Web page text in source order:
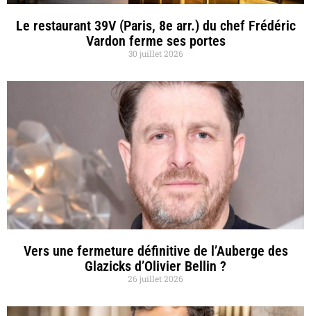
Le restaurant 39V (Paris, 8e arr.) du chef Frédéric
Vardon ferme ses portes
30 juillet 2026
Vers une fermeture définitive de l’Auberge des
Glazicks d’Olivier Bellin ?
26 juillet 2026